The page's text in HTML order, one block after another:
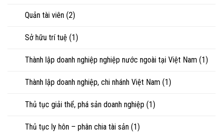
Quản tài viên (2)
Sở hữu trí tuệ (1)
Thành lập doanh nghiệp nghiệp nước ngoài tại Việt Nam (1)
Thành lập doanh nghiệp, chi nhánh Việt Nam (1)
Thủ tục giải thể, phá sản doanh nghiệp (1)
Thủ tục ly hôn – phân chia tài sản (1)